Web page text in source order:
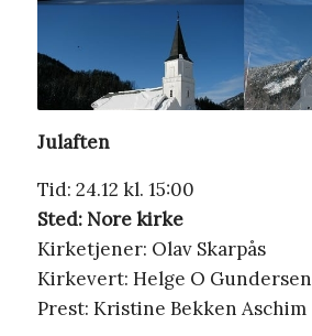
Julaften
Tid: 24.12 kl. 15:00
Sted: Nore kirke
Kirketjener: Olav Skarpås
Kirkevert: Helge O Gundersen
Prest: Kristine Bekken Aschim